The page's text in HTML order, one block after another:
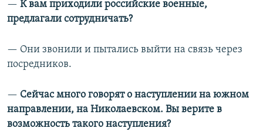
—​ К вам приходили российские военные,
предлагали сотрудничать?
— Они звонили и пытались выйти на связь через
посредников.
—​ Сейчас много говорят о наступлении на южном
направлении, на Николаевском. Вы верите в
возможность такого наступления?